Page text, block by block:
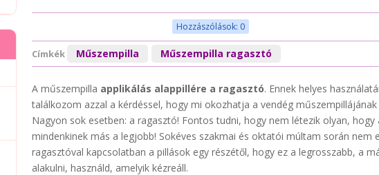
Hozzászólások: 0
Címkék Műszempilla Műszempilla ragasztó
A műszempilla applikálás alappillére a ragasztó. Ennek helyes
találkozom azzal a kérdéssel, hogy mi okozhatja a vendég
Nagyon sok esetben: a ragasztó! Fontos tudni, hogy nem létezik olyan, hogy
mindenkinek más a legjobb! Sokéves szakmai és oktatói múltam során nem
ragasztóval kapcsolatban a pillások egy részétől, hogy ez a legrosszabb, a
alakulni, használd, amelyik kézreáll.